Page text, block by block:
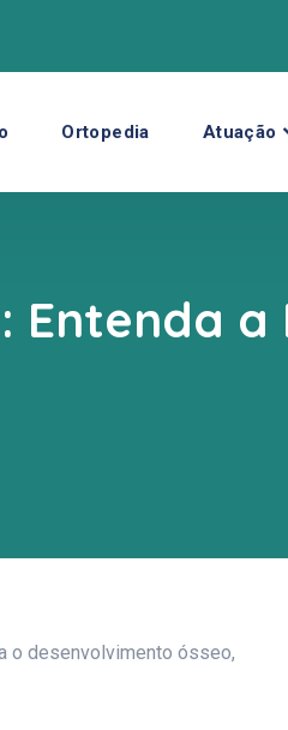
Ortopedia Atuação
a
o desenvolvimento ósseo,